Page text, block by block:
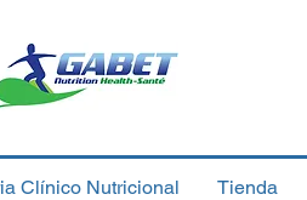
Clínico Nutricional Tienda